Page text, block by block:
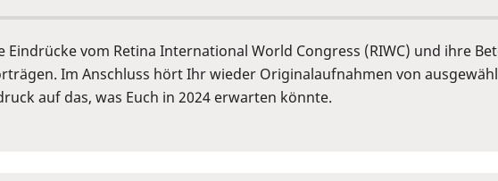
vom Retina International World Congress (RIWC) und ihre
Im Anschluss hört Ihr wieder Originalaufnahmen von
auf das, was Euch in 2024 erwarten könnte.